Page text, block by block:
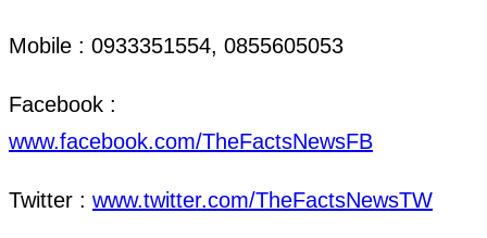
Mobile : 0933351554, 0855605053
Facebook :
www.facebook.com/TheFactsNewsFB
Twitter : www.twitter.com/TheFactsNewsTW